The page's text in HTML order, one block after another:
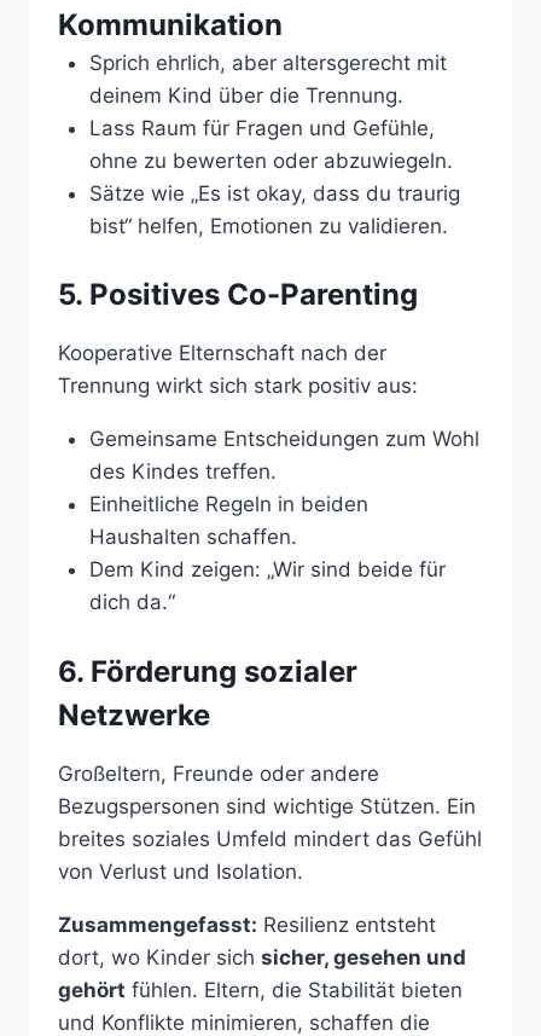
Kommunikation
Sprich ehrlich, aber altersgerecht mit
deinem Kind über die Trennung.
Lass Raum für Fragen und Gefühle,
ohne zu bewerten oder abzuwiegeln.
Sätze wie „Es ist okay, dass du traurig
bist“ helfen, Emotionen zu validieren.
5. Positives Co-Parenting
Kooperative Elternschaft nach der
Trennung wirkt sich stark positiv aus:
Gemeinsame Entscheidungen zum Wohl
des Kindes treffen.
Einheitliche Regeln in beiden
Haushalten schaffen.
Dem Kind zeigen: „Wir sind beide für
dich da.“
6. Förderung sozialer
Netzwerke
Großeltern, Freunde oder andere
Bezugspersonen sind wichtige Stützen. Ein
breites soziales Umfeld mindert das Gefühl
von Verlust und Isolation.
Zusammengefasst: Resilienz entsteht
dort, wo Kinder sich sicher, gesehen und
gehört fühlen. Eltern, die Stabilität bieten
und Konflikte minimieren, schaffen die